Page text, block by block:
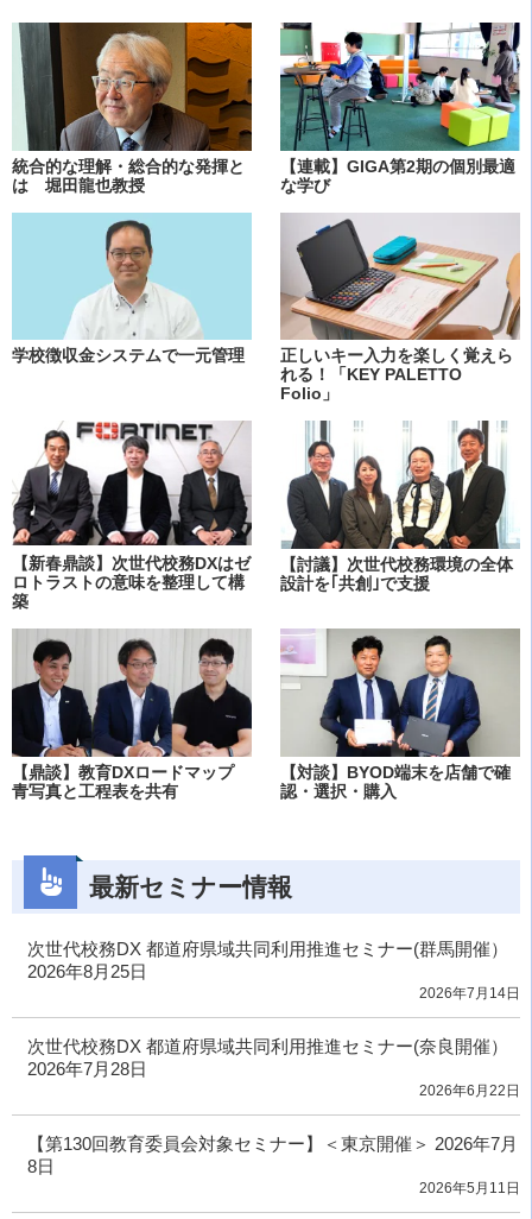
統合的な理解・総合的な発揮と
は 堀田龍也教授
【連載】GIGA第2期の個別最適
な学び
学校徴収金システムで一元管理
正しいキー入力を楽しく覚えら
れる！「KEY PALETTO
Folio」
【新春鼎談】次世代校務DXはゼ
ロトラストの意味を整理して構
築
【討議】次世代校務環境の全体
設計を｢共創｣で支援
【鼎談】教育DXロードマップ
青写真と工程表を共有
【対談】BYOD端末を店舗で確
認・選択・購入
最新セミナー情報
次世代校務DX 都道府県域共同利用推進セミナー(群馬開催）
2026年8月25日
2026年7月14日
次世代校務DX 都道府県域共同利用推進セミナー(奈良開催）
2026年7月28日
2026年6月22日
【第130回教育委員会対象セミナー】＜東京開催＞ 2026年7月
8日
2026年5月11日